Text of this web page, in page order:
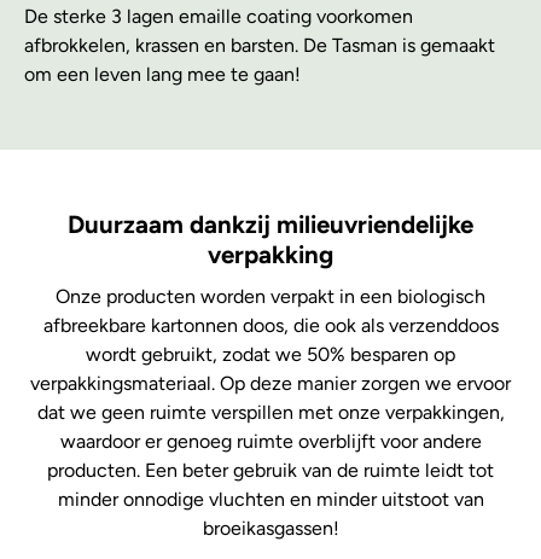
De sterke 3 lagen emaille coating voorkomen
afbrokkelen, krassen en barsten. De Tasman is gemaakt
om een leven lang mee te gaan!
Duurzaam dankzij milieuvriendelijke
verpakking
Onze producten worden verpakt in een biologisch
afbreekbare kartonnen doos, die ook als verzenddoos
wordt gebruikt, zodat we 50% besparen op
verpakkingsmateriaal. Op deze manier zorgen we ervoor
dat we geen ruimte verspillen met onze verpakkingen,
waardoor er genoeg ruimte overblijft voor andere
producten. Een beter gebruik van de ruimte leidt tot
minder onnodige vluchten en minder uitstoot van
broeikasgassen!